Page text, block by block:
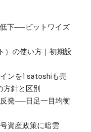
下──ビットワイズ
）の使い方｜初期設
ンを1 satoshiも売
方針と区別
発──日足一目均衡
資産政策に暗雲